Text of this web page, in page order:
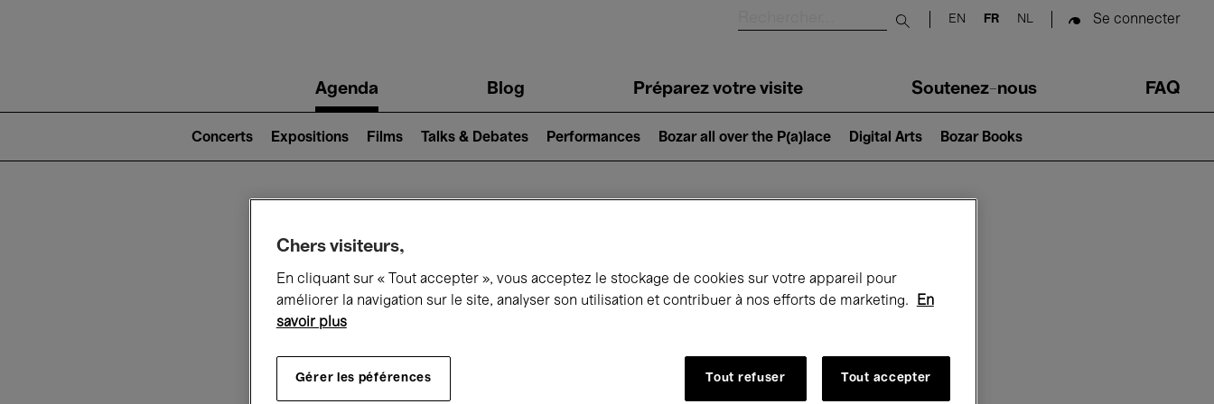
Submit search
EN FR NL Se connecter
navigationAgenda Blog Préparez votre visite Soutenez-nous FAQ
2)
Concerts Expositions Films Talks & Debates Performances Bozar all over the P(a)lace Digital Arts Bozar Books
Ce qui se passe à Bozar
Chers visiteurs,
En cliquant sur « Tout accepter », vous acceptez le stockage de cookies sur votre appareil pour
améliorer la navigation sur le site, analyser son utilisation et contribuer à nos efforts de marketing.
En
savoir plus
Gérer les péférences Tout refuser Tout accepter